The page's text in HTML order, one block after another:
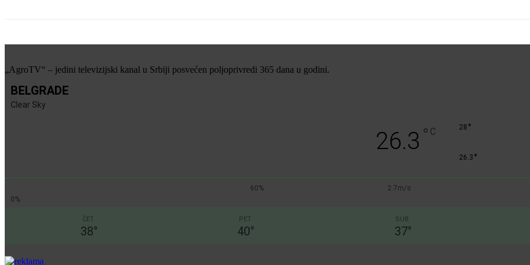
„AgroTV“ – jedini televizijski kanal u Srbiji posvećen poljoprivredi 365 dana u godini.
BELGRADE
Clear Sky
26.3 ° C 28 °
26.3 °
60%
2.7m/s
0%
ČET
38°
PET
40°
SUB
37°